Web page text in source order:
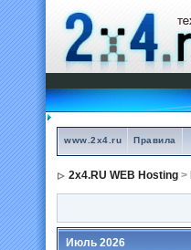
www.2x4.ru Правила
2x4.RU WEB Hosting >
Июль 2026